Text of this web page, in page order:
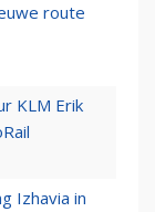
route
KLM Erik
Izhavia in